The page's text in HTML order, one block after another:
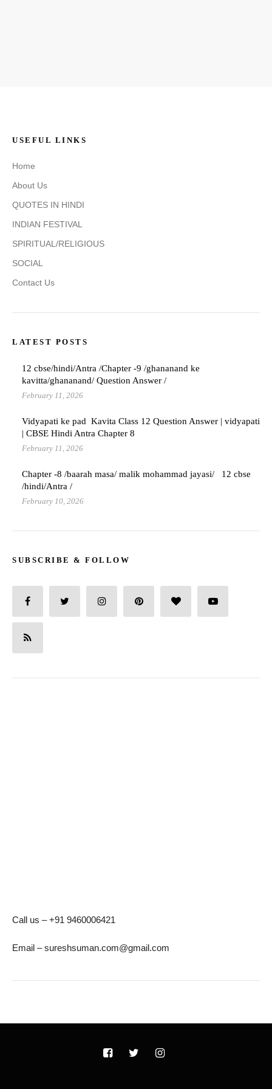
USEFUL LINKS
Home
About Us
QUOTES IN HINDI
INDIAN FESTIVAL
SPIRITUAL/RELIGIOUS
SOCIAL
Contact Us
LATEST POSTS
12 cbse/hindi/Antra /Chapter -9 /ghananand ke
kavitta/ghananand/ Question Answer /
February 11, 2026
Vidyapati ke pad Kavita Class 12 Question Answer | vidyapati
| CBSE Hindi Antra Chapter 8
February 11, 2026
Chapter -8 /baarah masa/ malik mohammad jayasi/ 12 cbse
/hindi/Antra /
February 10, 2026
SUBSCRIBE & FOLLOW
Call us – +91 9460006421
Email – sureshsuman.com@gmail.com